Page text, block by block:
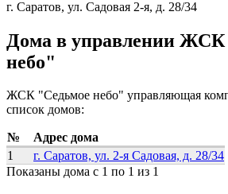
г. Саратов, ул. Садовая 2-я, д. 28/34
Дома в управлении
небо"
ЖСК "Седьмое небо" управляющая
список домов:
№
Адрес дома
1
г. Саратов, ул. 2-я Садовая, д. 28/34
Показаны дома с 1 по 1 из 1